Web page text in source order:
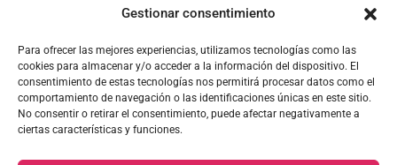
Gestionar consentimiento
Para ofrecer las mejores experiencias, utilizamos tecnologías como las
cookies para almacenar y/o acceder a la información del dispositivo. El
consentimiento de estas tecnologías nos permitirá procesar datos como el
comportamiento de navegación o las identificaciones únicas en este sitio.
No consentir o retirar el consentimiento, puede afectar negativamente a
ciertas características y funciones.
PIANO EN CASA, S.A. © Copyright 2026